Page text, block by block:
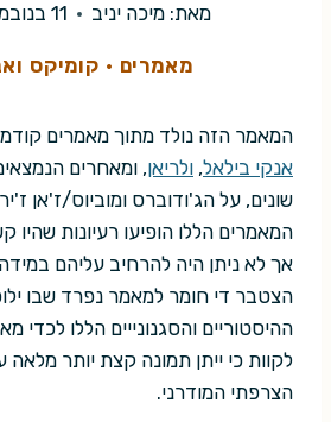
מאת: מיכה יניב 11 בנובמבר 2008
מאמרים · קומיקס
המאמר הזה נולד מתוך מאמרים
אנקי בילאל, ולריאן, ומאחרים
שונים, על הג'ודוברס ומוביוס/ז'אן
המאמרים הללו הופיעו רעיונות שהיו
אך לא ניתן היה להרחיב עליהם
הצטבר די חומר למאמר נפרד שבו
ההיסטוריים והסגנונייים הללו לכדי
לקוות כי ייתן תמונה קצת יותר
הצרפתי המודרני.